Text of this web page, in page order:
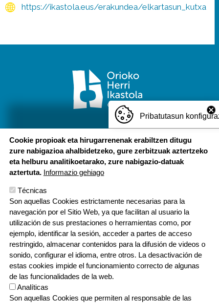
https://ikastola.eus/erakundea/elkartasun_kutxa
HH - LH: Abeslari Kalea, 8
DBH - Idazkaritza: Palota kalea 1
20810 Orio, Gipuzkoa
T: 943 83 47 04 | E: orio@ikastola.eus
ORRI-OINA
Contacto
Quieres trabajar con nosotros/as?
Política de privacidad
Politica de cookies
#Euskaraz Bizi
Pribatutasun
Cookie propioak eta hirugarrenenak erabiltzen ditugu
zure nabigazioa ahalbidetzeko, gure zerbitzuak aztertzeko
eta helburu analitikoetarako, zure nabigazio-datuak
aztertuta. Informazio gehiago
Técnicas
Son aquellas Cookies estrictamente necesarias para la
navegación por el Sitio Web, ya que facilitan al usuario la
utilización de sus prestaciones o herramientas como, por
ejemplo, identificar la sesión, acceder a partes de acceso
restringido, almacenar contenidos para la difusión de videos o
sonido, configurar el idioma, entre otros. La desactivación de
estas cookies impide el funcionamiento correcto de algunas
de las funcionalidades de la web.
Analíticas
Son aquellas Cookies que permiten al responsable de las